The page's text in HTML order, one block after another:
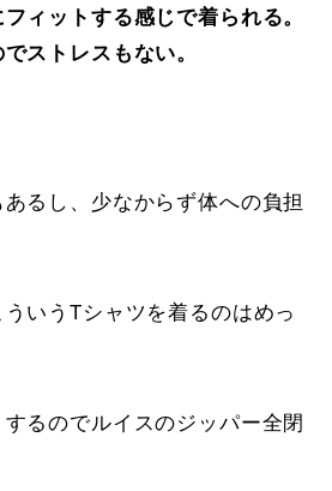
ィットする感じで着られる。
ストレスもない。
るし、少なからず体への負担
いうTシャツを着るのはめっ
るのでルイスのジッパー全閉